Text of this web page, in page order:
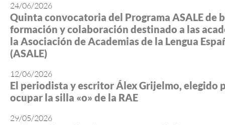
24/06/2026
Quinta convocatoria del Programa ASALE de
formación y colaboración destinado a las
la Asociación de Academias de la Lengua
(ASALE)
12/06/2026
El periodista y escritor Álex Grijelmo, elegido
ocupar la silla «o» de la RAE
29/05/2026